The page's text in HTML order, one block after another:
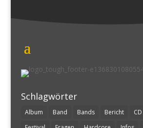
Schlagwörter
Album Band Bands Bericht CD